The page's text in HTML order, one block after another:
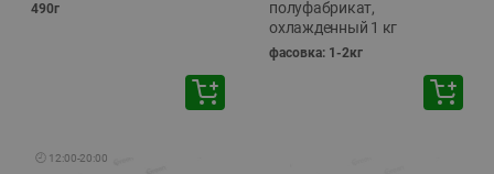
490г
полуфабрикат,
охлажденный 1 кг
фасовка: 1-2кг
🕘 12:00-20:00